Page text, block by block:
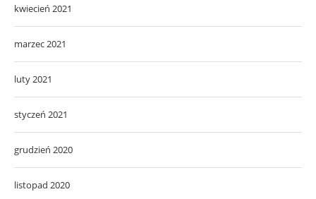
kwiecień 2021
marzec 2021
luty 2021
styczeń 2021
grudzień 2020
listopad 2020